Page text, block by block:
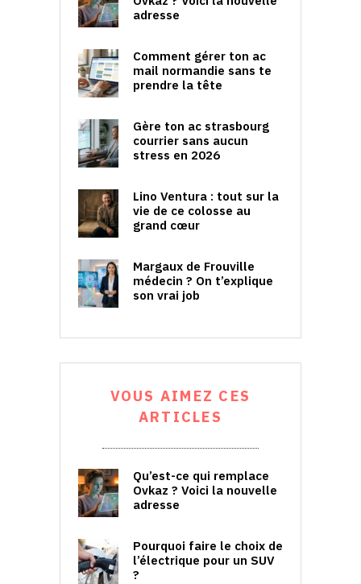
adresse
Comment gérer ton ac
mail normandie sans te
prendre la tête
Gère ton ac strasbourg
courrier sans aucun
stress en 2026
Lino Ventura : tout sur la
vie de ce colosse au
grand cœur
Margaux de Frouville
médecin ? On t’explique
son vrai job
VOUS AIMEZ CES
ARTICLES
Qu’est-ce qui remplace
Ovkaz ? Voici la nouvelle
adresse
Pourquoi faire le choix de
l’électrique pour un SUV
?